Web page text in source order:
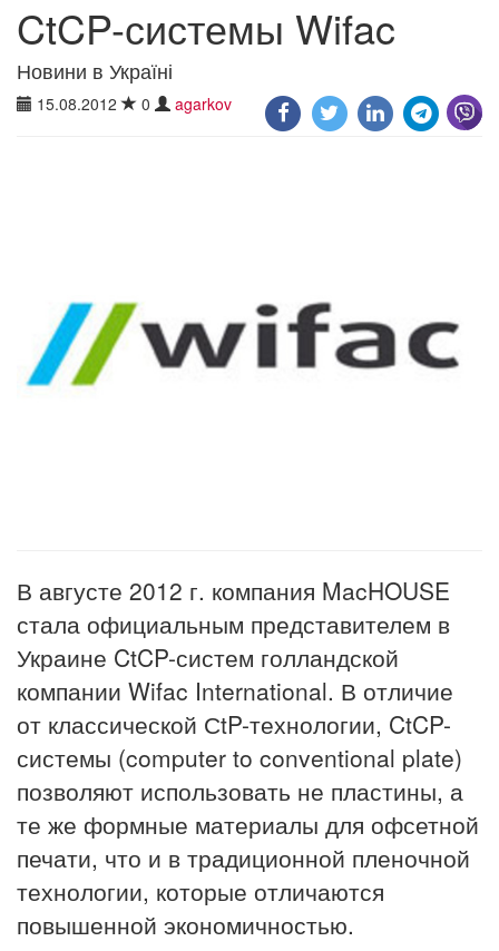
CtCP-системы Wifac
Новини в Україні
15.08.2012 0 agarkov
В августе 2012 г. компания MacHOUSE
стала официальным представителем в
Украине CtCP-систем голландской
компании Wifac International. В отличие
от классической СtP-технологии, CtCP-
системы (computer to conventional plate)
позволяют использовать не пластины, а
те же формные материалы для офсетной
печати, что и в традиционной пленочной
технологии, которые отличаются
повышенной экономичностью.